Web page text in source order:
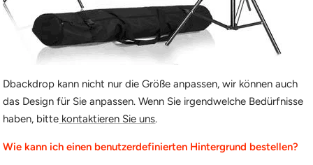
Dbackdrop kann nicht nur die Größe anpassen, wir können auch
das Design für Sie anpassen. Wenn Sie irgendwelche Bedürfnisse
haben, bitte kontaktieren Sie uns.
Wie kann ich einen benutzerdefinierten Hintergrund bestellen?